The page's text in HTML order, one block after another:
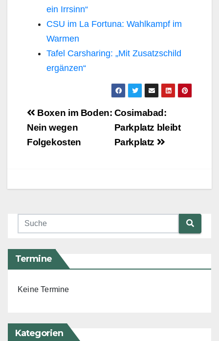
ein Irrsinn“
CSU im La Fortuna: Wahlkampf im
Warmen
Tafel Carsharing: „Mit Zusatzschild
ergänzen“
Beitragsnavigation
Cosimabad:
Parkplatz bleibt
Parkplatz
Boxen im Boden:
Nein wegen
Folgekosten
Termine
Keine Termine
Kategorien